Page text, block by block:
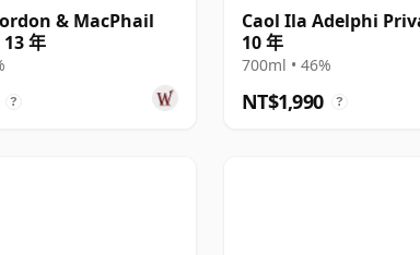
& MacPhail
年
?
Caol Ila Adelphi
10 年
700ml • 46%
NT$1,990 ?